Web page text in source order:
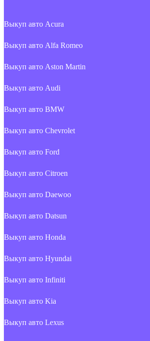
Выкуп авто Acura
Выкуп авто Alfa Romeo
Выкуп авто Aston Martin
Выкуп авто Audi
Выкуп авто BMW
Выкуп авто Chevrolet
Выкуп авто Ford
Выкуп авто Citroen
Выкуп авто Daewoo
Выкуп авто Datsun
Выкуп авто Honda
Выкуп авто Hyundai
Выкуп авто Infiniti
Выкуп авто Kia
Выкуп авто Lexus